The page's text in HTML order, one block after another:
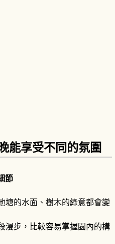
能享受不同的氛圍
節
塘的水面、樹木的綠意都會變
漫步，比較容易掌握園內的構